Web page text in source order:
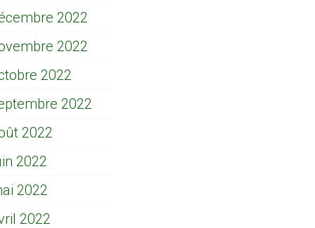
2022
2022
2022
2022
2022
2022
2022
2022